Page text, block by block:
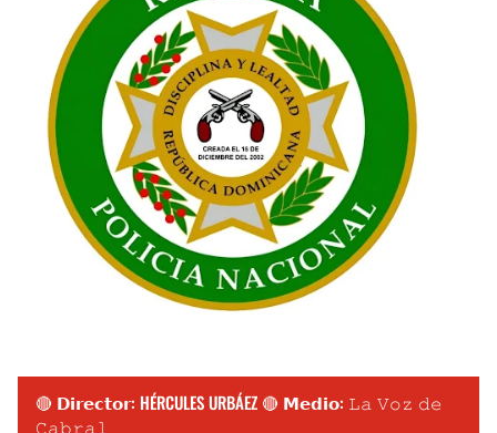
🔴 𝗗𝗶𝗿𝗲𝗰𝘁𝗼𝗿: HÉRCULES URBÁEZ 🔴 𝗠𝗲𝗱𝗶𝗼: 𝙻𝚊 𝚅𝚘𝚣 𝚍𝚎
𝙲𝚊𝚋𝚛𝚊𝚕